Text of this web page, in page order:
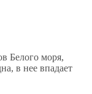
Белого моря,
в нее впадает